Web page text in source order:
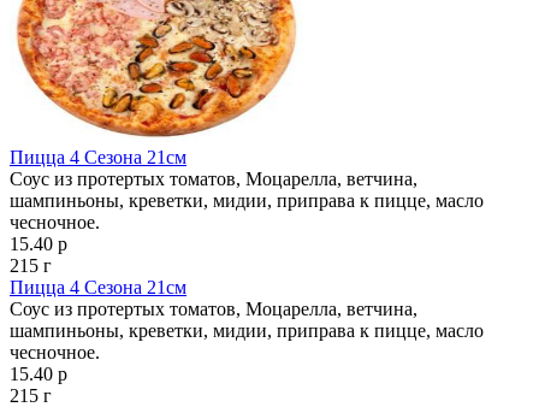
Пицца 4 Сезона 21см
Соус из протертых томатов, Моцарелла, ветчина,
шампиньоны, креветки, мидии, приправа к пицце, масло
чесночное.
15.40 р
215 г
Пицца 4 Сезона 21см
Соус из протертых томатов, Моцарелла, ветчина,
шампиньоны, креветки, мидии, приправа к пицце, масло
чесночное.
15.40 р
215 г